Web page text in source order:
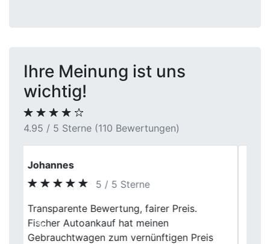
Ihre Meinung ist uns
wichtig!
4.95 / 5 Sterne (110 Bewertungen)
Andrea K.
5 / 5 Sterne
Hervorragender Autoankauf! Fischer
Autoankauf hat meinen Zweitwagen
schnell und reibungslos abgekauft. Die
Previous